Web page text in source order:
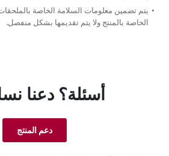
يتم تضمين معلومات السلامة الخاصة
الخاصة بالمنتج ولا يتم تقديمها بشكل منفصل.
أسئلة؟ دعنا
دعم المنتج